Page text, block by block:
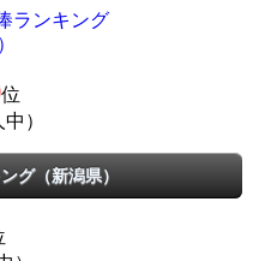
ランキング
位
）
グ（新潟県）